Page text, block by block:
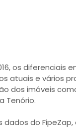
os
atuais e vários
dos imóveis
Tenório.
dados do